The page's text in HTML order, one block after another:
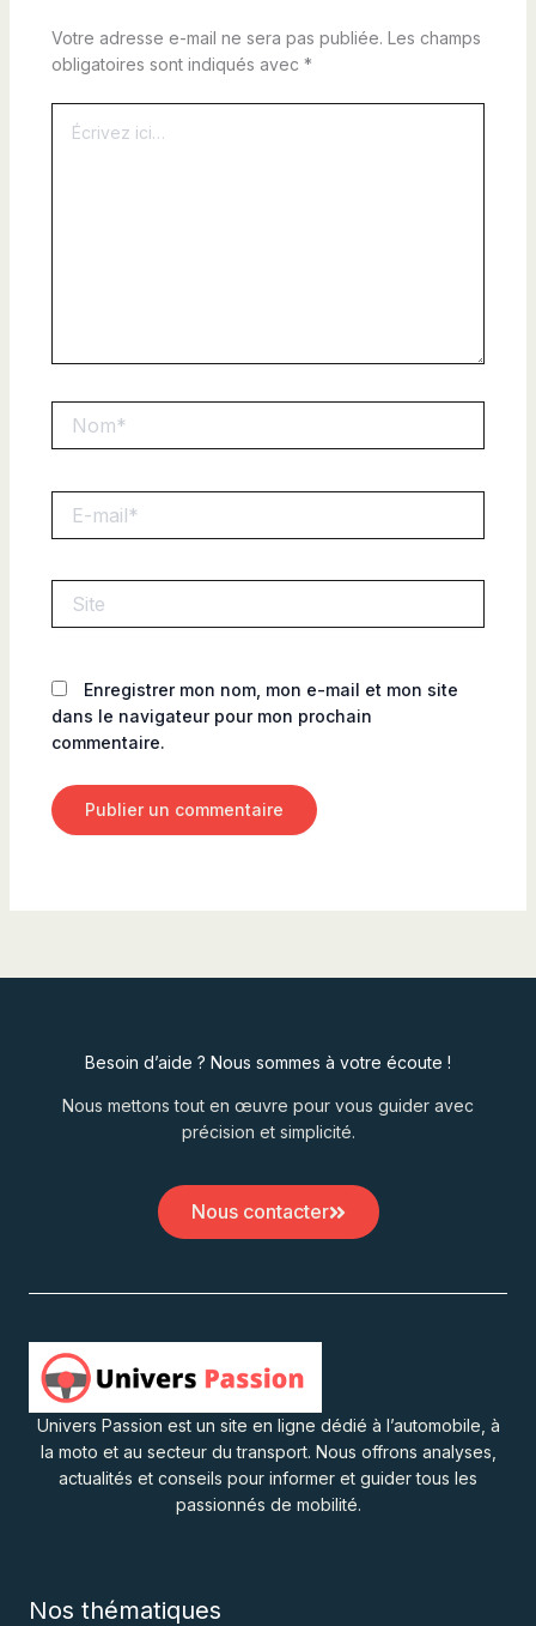
Votre adresse e-mail ne sera pas publiée. Les champs
obligatoires sont indiqués avec *
ici…
mail*
Enregistrer mon nom, mon e-mail et mon site
dans le navigateur pour mon prochain
commentaire.
Besoin d’aide ? Nous sommes à votre écoute !
Nous mettons tout en œuvre pour vous guider avec
précision et simplicité.
Nous contacter
Univers Passion est un site en ligne dédié à l’automobile, à
la moto et au secteur du transport. Nous offrons analyses,
actualités et conseils pour informer et guider tous les
passionnés de mobilité.
Nos thématiques